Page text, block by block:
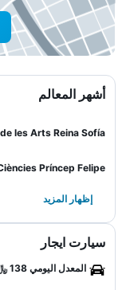
أشهر المعالم
les Arts Reina Sofía
Príncep Felipe
إظهار المزيد
سيارت ايجار
المعدل اليومي 138 ﷼